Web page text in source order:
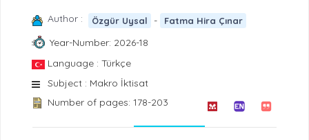
Author : Özgür Uysal - Fatma Hira Çınar
Year-Number: 2026-18
Language : Türkçe
Subject : Makro İktisat
Number of pages: 178-203